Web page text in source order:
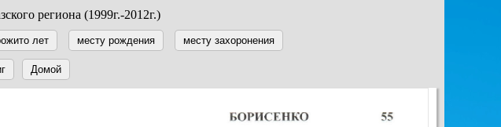
региона (1999г.-2012г.)
лет месту рождения месту захоронения
Домой